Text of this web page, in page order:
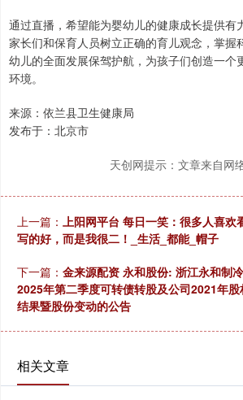
通过直播，希望能为婴幼儿的健康成长提供有
家长们和保育人员树立正确的育儿观念，掌握
幼儿的全面发展保驾护航，为孩子们创造一个
环境。
来源：依兰县卫生健康局
发布于：北京市
天创网提示：文章来自网
上一篇： 上阳网平台 每日一笑：很多人喜欢
写的好，而是我很二！_生活_都能_帽子
下一篇： 金来源配资 永和股份: 浙江永和制
2025年第二季度可转债转股及公司2021年
结果暨股份变动的公告
相关文章